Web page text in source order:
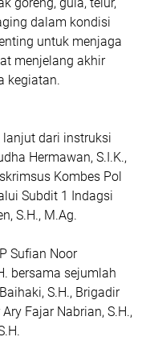
dalam kondisi
untuk menjaga
menjelang akhir
kegiatan.
dari instruksi
Hermawan, S.I.K.,
Kombes Pol
Subdit 1 Indagsi
S.H., M.Ag.
Sufian Noor
bersama sejumlah
S.H., Brigadir
Fajar Nabrian, S.H.,